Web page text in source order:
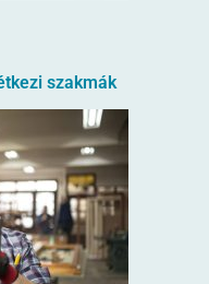
szakmák